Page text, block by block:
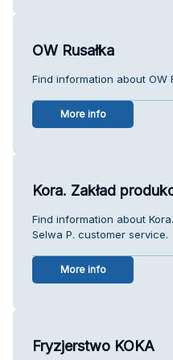
OW Rusałka
Find information about OW
More info
Kora. Zakład
Find information about
Selwa P. customer service.
More info
Fryzjerstwo KOKA